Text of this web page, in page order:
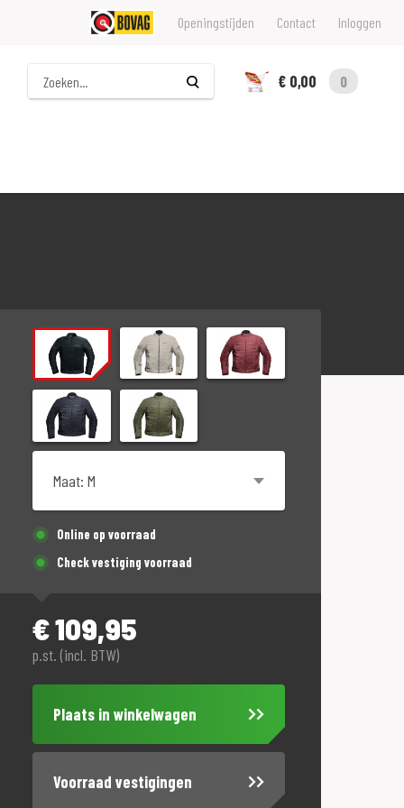
Openingstijden Contact Inloggen
Zoeken
€ 0,00
0
Online op voorraad
Check vestiging voorraad
€109,95
p.st. (incl. BTW)
Plaats in winkelwagen
Voorraad vestigingen